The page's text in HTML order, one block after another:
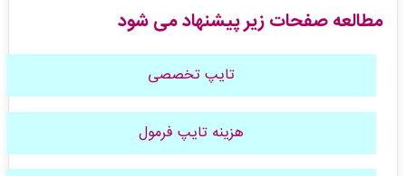
مطالعه صفحات زیر پیشنهاد می شود
تایپ تخصصی
هزینه تایپ فرمول